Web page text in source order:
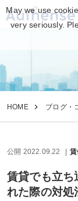
HOME ブログ・
公開 2022.09.22 賃
賃貸でも立ち
れた際の対処
May we use
very seriously.